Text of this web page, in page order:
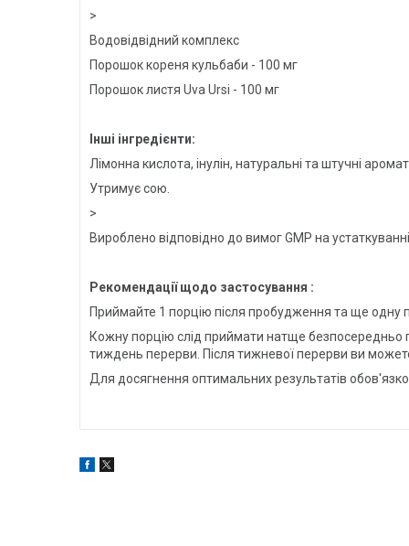
>
Водовідвідний комплекс
Порошок кореня кульбаби - 100 мг
Порошок листя Uva Ursi - 100 мг
Інші інгредієнти:
Лімонна кислота, інулін, натуральні та штучні
Утримує сою.
>
Вироблено відповідно до вимог GMP на
Рекомендації щодо застосування :
Приймайте 1 порцію після пробудження та ще одну
Кожну порцію слід приймати натще безпосередньо
тиждень перерви. Після тижневої перерви ви
Для досягнення оптимальних результатів